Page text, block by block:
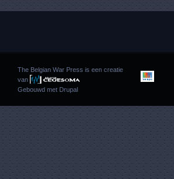
The Belgian War Press is een creatie
van
Gebouwd met Drupal